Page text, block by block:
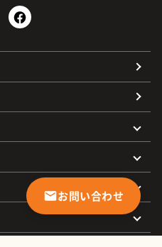
お問い合わせ